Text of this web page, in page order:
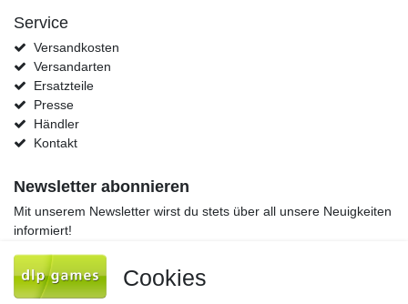
Service
Versandkosten
Versandarten
Ersatzteile
Presse
Händler
Kontakt
Newsletter abonnieren
Mit unserem Newsletter wirst du stets über all unsere Neuigkeiten
informiert!
Newsletter
Honig
Cookies